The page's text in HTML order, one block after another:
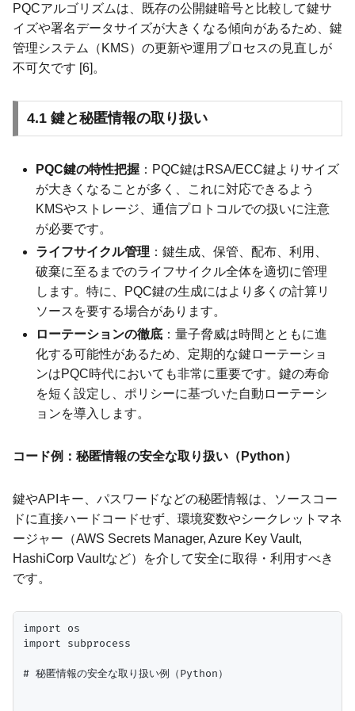
PQCアルゴリズムは、既存の公開鍵暗号と比較して鍵サ
イズや署名データサイズが大きくなる傾向があるため、鍵
管理システム（KMS）の更新や運用プロセスの見直しが
不可欠です [6]。
4.1 鍵と秘匿情報の取り扱い
PQC鍵の特性把握 ：PQC鍵はRSA/ECC鍵よりサイズ
が大きくなることが多く、これに対応できるよう
KMSやストレージ、通信プロトコルでの扱いに注意
が必要です。
ライフサイクル管理 ：鍵生成、保管、配布、利用、
破棄に至るまでのライフサイクル全体を適切に管理
します。特に、PQC鍵の生成にはより多くの計算リ
ソースを要する場合があります。
ローテーションの徹底 ：量子脅威は時間とともに進
化する可能性があるため、定期的な鍵ローテーショ
ンはPQC時代においても非常に重要です。鍵の寿命
を短く設定し、ポリシーに基づいた自動ローテーシ
ョンを導入します。
コード例：秘匿情報の安全な取り扱い（Python）
鍵やAPIキー、パスワードなどの秘匿情報は、ソースコー
ドに直接ハードコードせず、環境変数やシークレットマネ
ージャー（AWS Secrets Manager, Azure Key Vault,
HashiCorp Vaultなど）を介して安全に取得・利用すべき
です。
import os
import subprocess
# 秘匿情報の安全な取り扱い例（Python）